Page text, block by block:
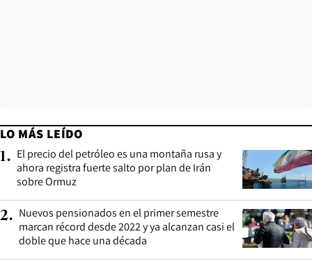
LO MÁS LEÍDO
1. El precio del petróleo es una montaña rusa y
ahora registra fuerte salto por plan de Irán
sobre Ormuz
2. Nuevos pensionados en el primer semestre
marcan récord desde 2022 y ya alcanzan casi el
doble que hace una década